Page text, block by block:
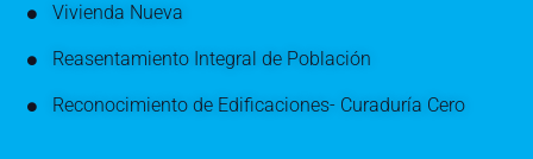
Vivienda Nueva
Reasentamiento Integral de Población
Reconocimiento de Edificaciones- Curaduría Cero